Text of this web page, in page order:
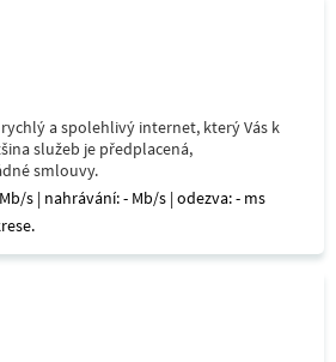
a spolehlivý internet, který Vás k
služeb je předplacená,
smlouvy.
s | nahrávání: - Mb/s | odezva: - ms